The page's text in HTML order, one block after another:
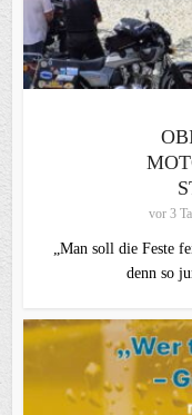
vor 3
„Man soll die Feste
denn so